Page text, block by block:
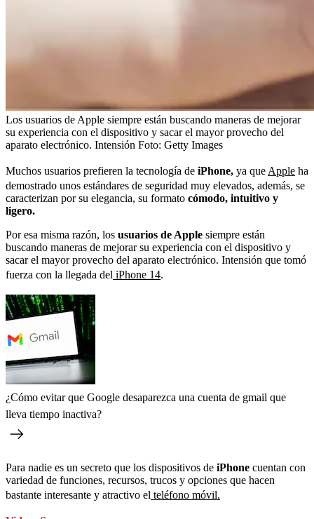
Los usuarios de Apple siempre están buscando maneras de mejorar
su experiencia con el dispositivo y sacar el mayor provecho del
aparato electrónico. Intensión Foto: Getty Images
Muchos usuarios prefieren la tecnología de iPhone, ya que Apple ha
demostrado unos estándares de seguridad muy elevados, además, se
caracterizan por su elegancia, su formato cómodo, intuitivo y
ligero.
Por esa misma razón, los usuarios de Apple siempre están
buscando maneras de mejorar su experiencia con el dispositivo y
sacar el mayor provecho del aparato electrónico. Intensión que tomó
fuerza con la llegada del iPhone 14.
¿Cómo evitar que Google desaparezca una cuenta de gmail que
lleva tiempo inactiva?
Para nadie es un secreto que los dispositivos de iPhone cuentan con
variedad de funciones, recursos, trucos y opciones que hacen
bastante interesante y atractivo el teléfono móvil.